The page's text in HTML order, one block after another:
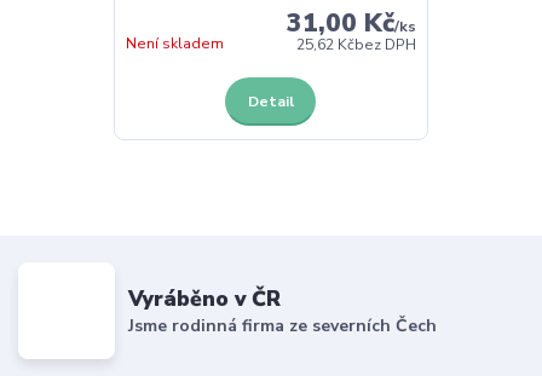
31,00 Kč/ks
25,62 Kčbez DPH
Není skladem
Detail
Vyráběno v ČR
Jsme rodinná firma ze severních Čech